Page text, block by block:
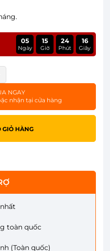
05
Ngày
15
Giờ
24
Phút
16
Giây
NGAY
nhận tại cửa hàng
GIỎ HÀNG
toàn quốc
(Toàn quốc)